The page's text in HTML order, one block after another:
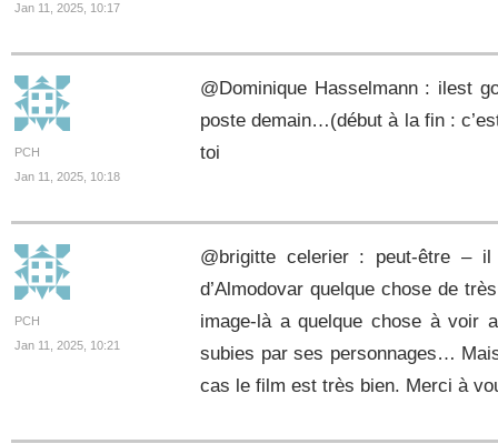
Jan 11, 2025, 10:17
PCH
Jan 11, 2025, 10:18
@Dominique Hasselmann : ilest
poste demain…(début à la fin :
toi
PCH
Jan 11, 2025, 10:21
@brigitte celerier : peut-être –
d’Almodovar quelque chose de
image-là a quelque chose à voir
subies par ses personnages…
cas le film est très bien. Merci à